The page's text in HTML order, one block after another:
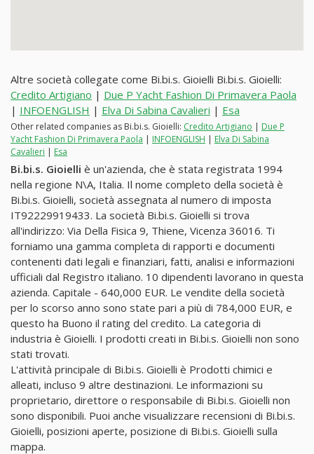
Altre società collegate come Bi.bi.s. Gioielli Bi.bi.s. Gioielli:
Credito Artigiano | Due P Yacht Fashion Di Primavera Paola
| INFOENGLISH | Elva Di Sabina Cavalieri | Esa
Other related companies as Bi.bi.s. Gioielli: Credito Artigiano | Due P
Yacht Fashion Di Primavera Paola | INFOENGLISH | Elva Di Sabina
Cavalieri | Esa
Bi.bi.s. Gioielli è un'azienda, che è stata registrata 1994
nella regione N\A, Italia. Il nome completo della società è
Bi.bi.s. Gioielli, società assegnata al numero di imposta
IT92229919433. La società Bi.bi.s. Gioielli si trova
all'indirizzo: Via Della Fisica 9, Thiene, Vicenza 36016. Ti
forniamo una gamma completa di rapporti e documenti
contenenti dati legali e finanziari, fatti, analisi e informazioni
ufficiali dal Registro italiano. 10 dipendenti lavorano in questa
azienda. Capitale - 640,000 EUR. Le vendite della società
per lo scorso anno sono state pari a più di 784,000 EUR, e
questo ha Buono il rating del credito. La categoria di
industria è Gioielli. I prodotti creati in Bi.bi.s. Gioielli non sono
stati trovati.
L'attività principale di Bi.bi.s. Gioielli è Prodotti chimici e
alleati, incluso 9 altre destinazioni. Le informazioni su
proprietario, direttore o responsabile di Bi.bi.s. Gioielli non
sono disponibili. Puoi anche visualizzare recensioni di Bi.bi.s.
Gioielli, posizioni aperte, posizione di Bi.bi.s. Gioielli sulla
mappa.